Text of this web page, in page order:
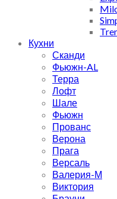
Кухни
Сканди
Фьюжн-AL
Терра
Лофт
Шале
Фьюжн
Прованс
Верона
Прага
Версаль
Валерия-М
Виктория